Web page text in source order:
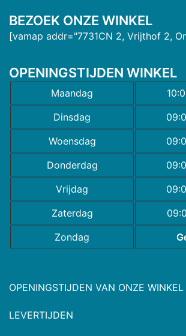
BEZOEK ONZE WINKEL
[vamap addr="7731CN 2, Vrijthof 2,
OPENINGSTIJDEN WINKEL
Maandag
Dinsdag
Woensdag
Donderdag
Vrijdag
Zaterdag
Zondag
OPENINGSTIJDEN VAN ONZE WINKEL
LEVERTIJDEN